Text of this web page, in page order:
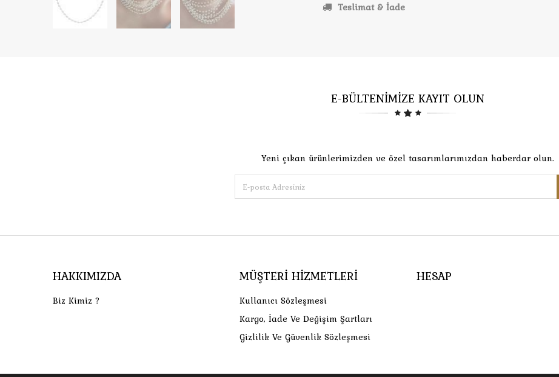
Teslimat & İade
E-BÜLTENİMİZE KAYIT OLUN
Yeni çıkan ürünlerimizden ve özel tasarımlarımızdan haberdar olun.
HAKKIMIZDA
Biz Kimiz ?
MÜŞTERI HIZMETLERI
Kullanıcı Sözleşmesi
Kargo, İade Ve Değişim Şartları
Gizlilik Ve Güvenlik Sözleşmesi
HESAP